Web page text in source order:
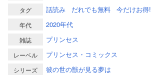
タグ 話読み だれでも無料 今だけお得!
年代 2020年代
雑誌 プリンセス
レーベル プリンセス・コミックス
シリーズ
彼の世の獣が見る夢は